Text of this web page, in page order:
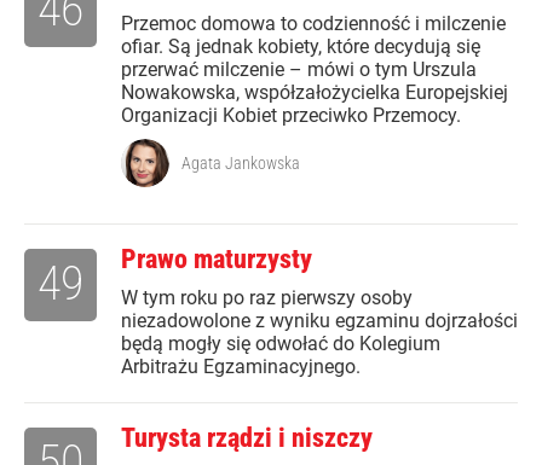
Przemoc domowa to codzienność i milczenie
ofiar. Są jednak kobiety, które decydują się
przerwać milczenie – mówi o tym Urszula
Nowakowska, współzałożycielka Europejskiej
Organizacji Kobiet przeciwko Przemocy.
Agata Jankowska
Prawo maturzysty
W tym roku po raz pierwszy osoby
niezadowolone z wyniku egzaminu dojrzałości
będą mogły się odwołać do Kolegium
Arbitrażu Egzaminacyjnego.
49
Turysta rządzi i niszczy